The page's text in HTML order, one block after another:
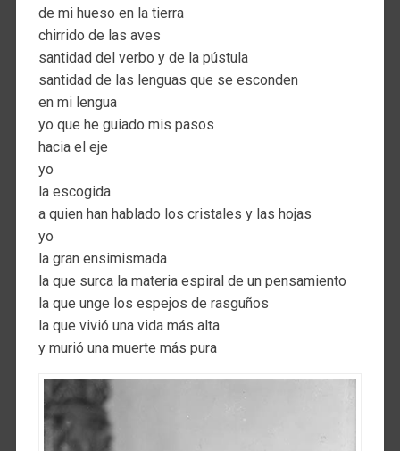
de mi hueso en la tierra
chirrido de las aves
santidad del verbo y de la pústula
santidad de las lenguas que se esconden
en mi lengua
yo que he guiado mis pasos
hacia el eje
yo
la escogida
a quien han hablado los cristales y las hojas
yo
la gran ensimismada
la que surca la materia espiral de un pensamiento
la que unge los espejos de rasguños
la que vivió una vida más alta
y murió una muerte más pura